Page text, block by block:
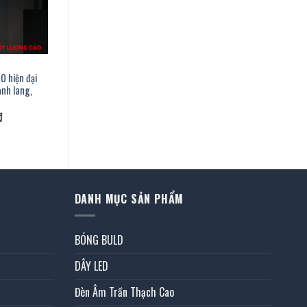
hiện đại
lang,
Giá
hiện
DANH MỤC SẢN PHẨM
BÓNG BULD
DÂY LED
Đèn Âm Trần Thạch Cao